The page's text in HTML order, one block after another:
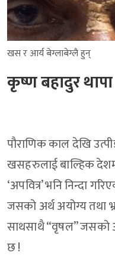
खस र आर्य बेग्लाबेग्लै हुन्
कृष्ण बहादुर थापा
पौराणिक काल देखि
खसहरुलाई बाल्हिक
‘अपवित्र’ भनि निन्दा
जसको अर्थ अयोग्य तथा
साथसाथै “वृषल” जसको
छ !